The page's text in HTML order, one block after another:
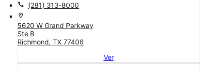
call (281) 313-8000
location_on
5620 W Grand Parkway
Ste B
Richmond, TX 77406
Ver